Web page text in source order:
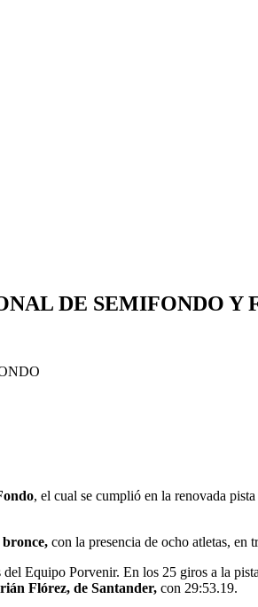
DE SEMIFONDO Y
, el cual se cumplió en la renovada
bronce, con la presencia de ocho atletas, en
Equipo Porvenir. En los 25 giros a la pista
Flórez, de Santander, con 29:53.19.